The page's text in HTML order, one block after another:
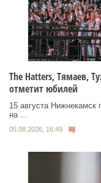
Тhe Нatters, Тямаев,
отметит юбилей
15 августа Нижнекамск
на ...
05.08.2026, 16:49